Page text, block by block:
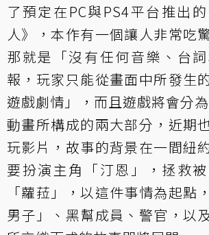
了預定在PC與PS4平台推出
人》，本作有一個讓人非常吃
那就是「沒有任何音樂、台
報，玩家只能從畫面中所發生
遊戲劇情」，而且遊戲將會分
動畫所構成的兩大部分，近期
玩影片，故事的背景在一間紐
要扮演主角「汀恩」，拯救
「蘿菈」，以這件事情為起點
男子」、黑幫成員、警官，以